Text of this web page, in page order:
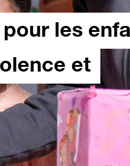
les
et